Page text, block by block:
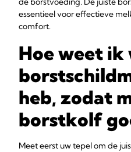
essentieel voor effectieve
comfort.
Hoe weet ik
heb, zodat
borstkolf
Meet eerst uw tepel om de